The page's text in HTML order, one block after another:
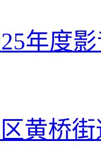
年度
黄桥